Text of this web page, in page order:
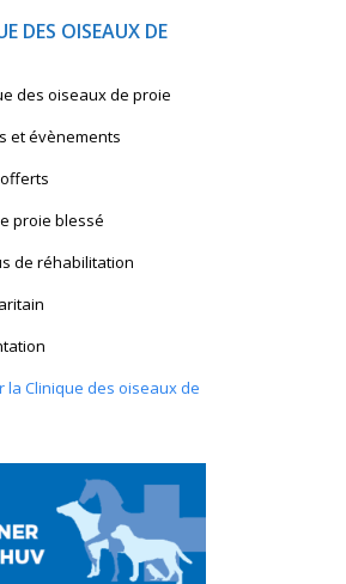
opens
new
window
opens
new
window
opens
new
window
opens
new
DES OISEAUX DE
des oiseaux de proie
et évènements
proie blessé
de réhabilitation
la Clinique des oiseaux de